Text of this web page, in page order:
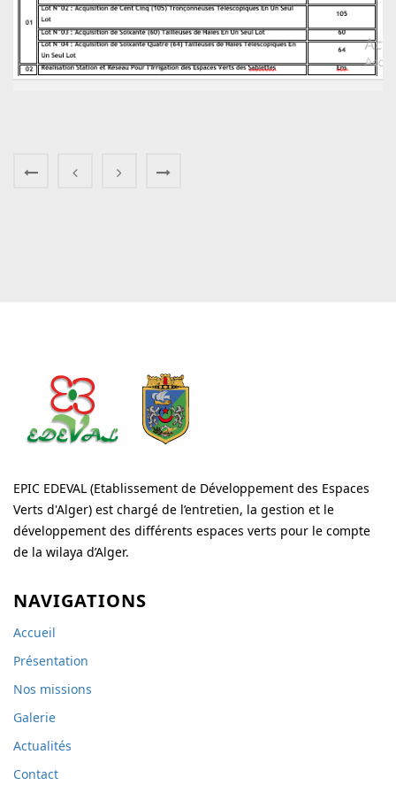
EPIC EDEVAL (Etablissement de Développement des Espaces
Verts d'Alger) est chargé de l’entretien, la gestion et le
développement des différents espaces verts pour le compte
de la wilaya d’Alger.
NAVIGATIONS
Accueil
Présentation
Nos missions
Galerie
Actualités
Contact